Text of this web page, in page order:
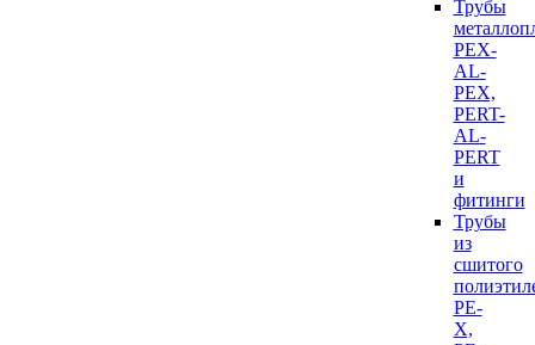
Трубы
PEX-
AL-
PEX,
PERT-
AL-
PERT
и
фитинги
Трубы
из
сшитого
PE-
X,